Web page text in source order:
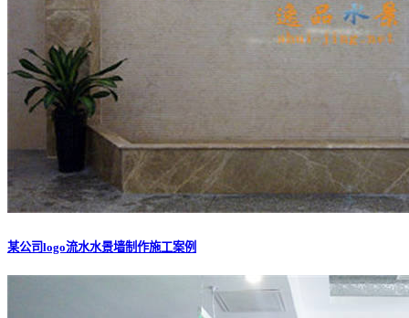
某公司logo流水水景墙制作施工案例